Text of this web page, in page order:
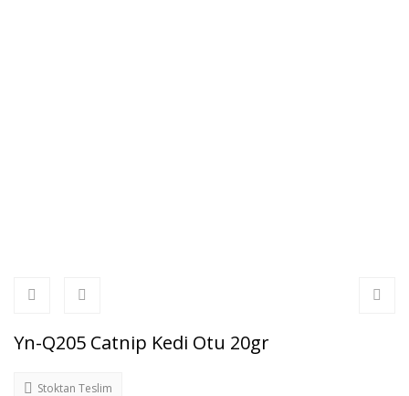
Yn-Q205 Catnip Kedi Otu 20gr
Stoktan Teslim